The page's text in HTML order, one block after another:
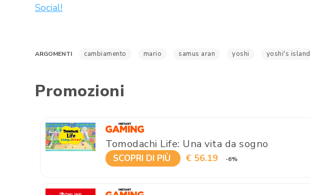
Social!
ARGOMENTI cambiamento mario samus aran yoshi yoshi's island
Promozioni
Tomodachi Life: Una vita da sogno
SCOPRI DI PIÙ € 56.19 -6%